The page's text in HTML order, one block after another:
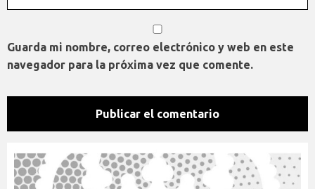
Guarda mi nombre, correo electrónico y web en este
navegador para la próxima vez que comente.